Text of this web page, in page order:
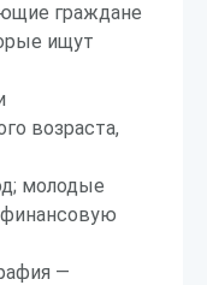
граждане
ищут
возраста,
молодые
—